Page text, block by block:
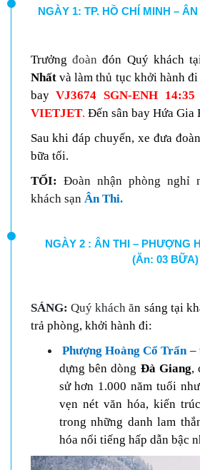
NGÀY 1: TP. HỒ CHÍ MINH
Trưởng đoàn đón Quý khách
Nhất và làm thủ tục khởi hành đi
bayVJ3674 SGN-ENH
VIETJET. Đến sân bay Hứa Gia
Sau khi đáp chuyến, xe đưa
bữa tối.
TỐI: Đoàn nhận phòng nghỉ
khách sạn Ân Thi.
NGÀY 2 : ÂN THI – PHƯỢNG
(Ăn: 03 BỮA)
SÁNG: Quý khách ăn sáng tại
trả phòng, khởi hànhđi:
Phượng Hoàng Cổ Trấn –
dựng bên dòng Đà Giang,
sử hơn 1.000 năm tuổi
vẹn nét văn hóa, kiến
trong những danh lam
hóa nổi tiếng hấp dẫn bậc